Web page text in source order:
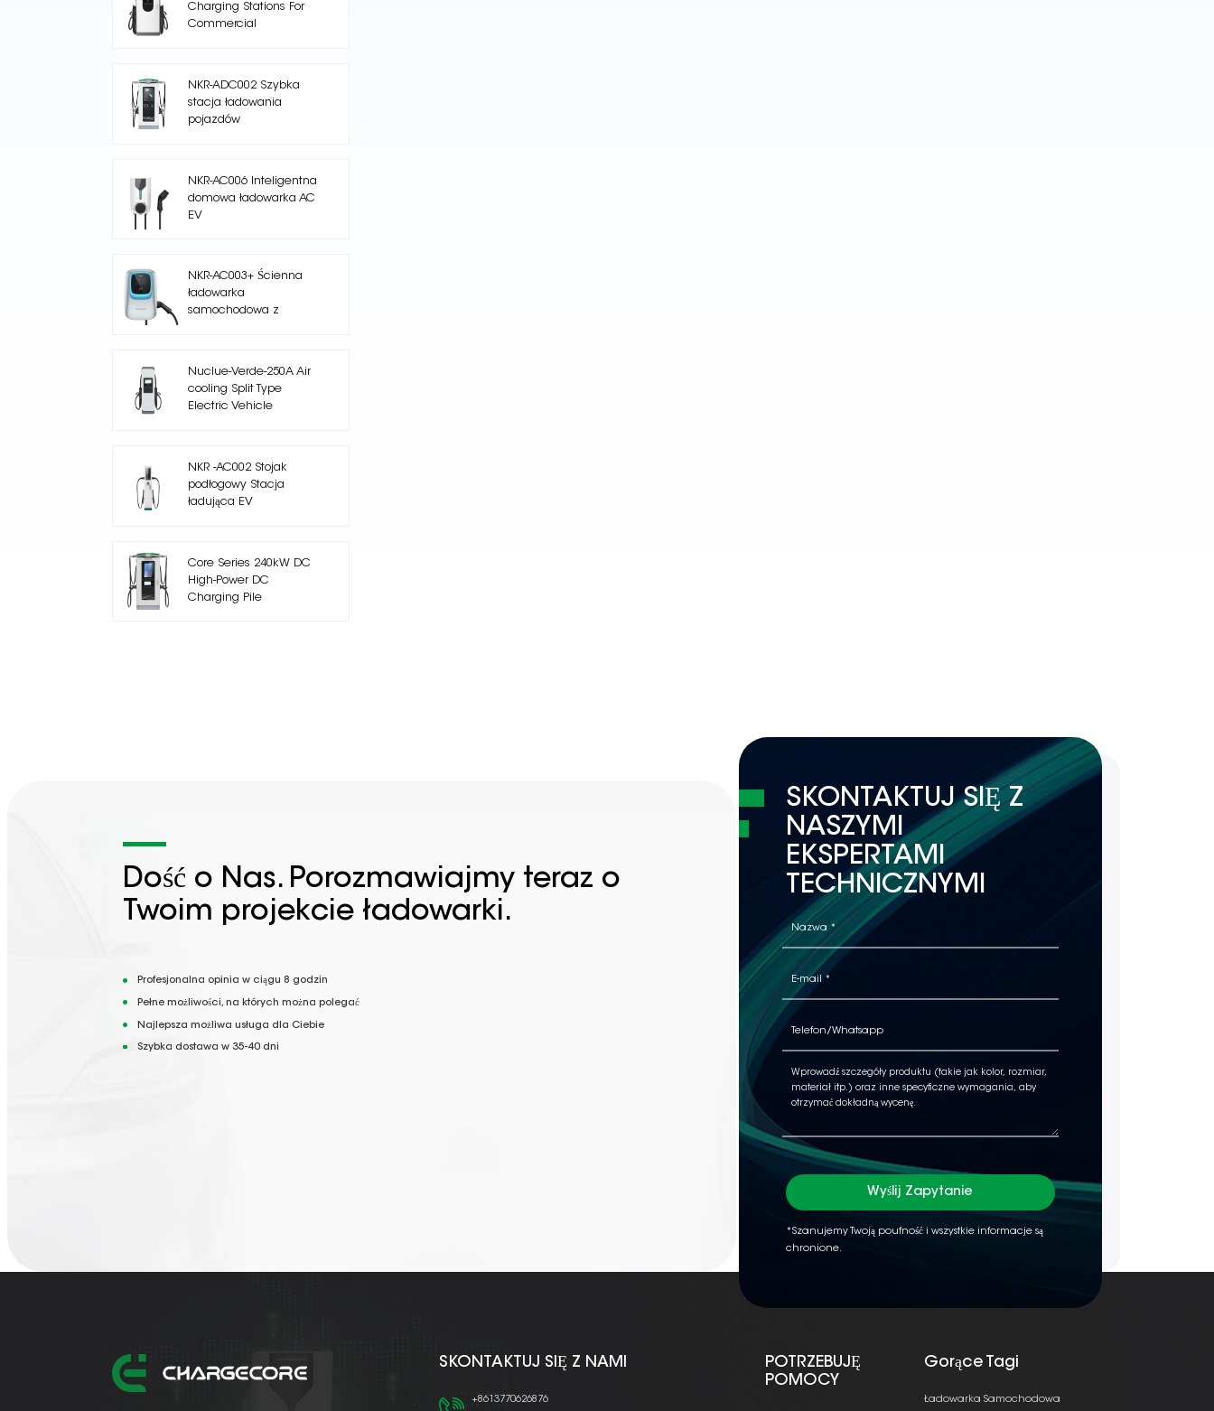
Charging Stations For
Commercial
NKR-ADC002 Szybka
stacja ładowania
pojazdów
NKR-AC006 Inteligentna
domowa ładowarka AC
EV
NKR-AC003+ Ścienna
ładowarka
samochodowa z
Nuclue-Verde-250A Air
cooling Split Type
Electric Vehicle
NKR -AC002 Stojak
podłogowy Stacja
ładująca EV
Core Series 240kW DC
High-Power DC
Charging Pile
Dość o Nas. Porozmawiajmy teraz o
Twoim projekcie ładowarki.
Profesjonalna opinia w ciągu 8 godzin
Pełne możliwości, na których można polegać
Najlepsza możliwa usługa dla Ciebie
Szybka dostawa w 35-40 dni
SKONTAKTUJ SIĘ Z
NASZYMI
EKSPERTAMI
TECHNICZNYMI
Wyślij Zapytanie
*Szanujemy Twoją poufność i wszystkie informacje są
chronione.
SKONTAKTUJ SIĘ Z NAMI
+8613770626876
POTRZEBUJĘ
POMOCY
Gorące Tagi
Ładowarka Samochodowa